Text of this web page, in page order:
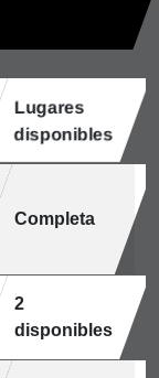
Lugares
disponibles
Completa
2
disponibles